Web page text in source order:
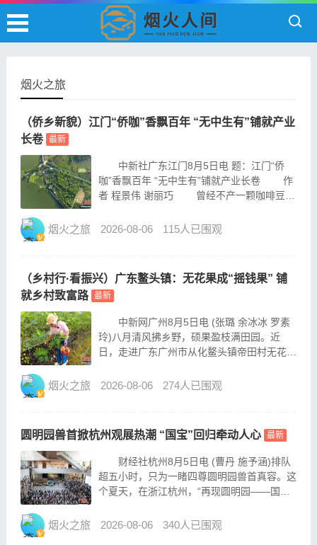
烟火之旅
（侨乡新貌）江门“侨咖”香飘百年 “无中生有”铺就产业
长卷 最新
中新社广东江门8月5日电 题：江门“侨
咖”香飘百年 “无中生有”铺就产业长卷 作
者 程景伟 谢丽巧 曾经不产一颗咖啡豆的
人民币的咖啡全产业链。 目前江门种植
烟火之旅 2026-08-06 115人已围观
（乡村行·看振兴）广东鳌头镇：无花果成“摇钱果” 铺
就乡村致富路 最新
中新网广州8月5日电 (张璐 余冰冰 罗素
玲)八月清风拂乡野，硕果盈枝满田园。近
日，走进广东广州市从化鳌头镇帝田村无花果
人，果实缀满枝头，农户穿梭田间忙着采摘，
烟火之旅 2026-08-06 274人已围观
圆明园兽首掀杭州观展热潮 “国宝”回归牵动人心 最新
财经社杭州8月5日电 (曹丹 施予涵)排队
超五小时，只为一睹四尊圆明园兽首真容。这
个夏天，在浙江杭州，“再现圆明园——国宝
众。 8月2日，观众排队有序进入浙江省博物
烟火之旅 2026-08-06 340人已围观